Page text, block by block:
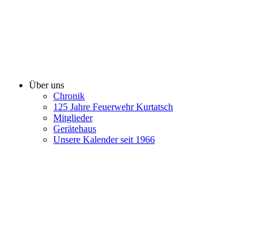
Über uns
Chronik
125 Jahre Feuerwehr Kurtatsch
Mitglieder
Gerätehaus
Unsere Kalender seit 1966